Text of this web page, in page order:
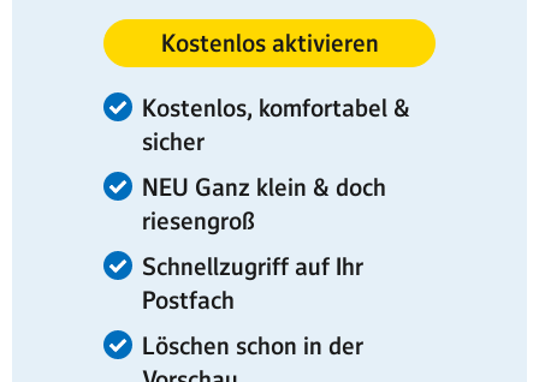
Kostenlos, komfortabel &
sicher
NEU Ganz klein & doch
riesengroß
Schnellzugriff auf Ihr
Postfach
Löschen schon in der
Kostenlos aktivieren